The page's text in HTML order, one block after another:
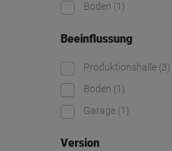
Boden (1)
Beeinflussung
Produktionshalle (3)
Boden (1)
Garage (1)
Version